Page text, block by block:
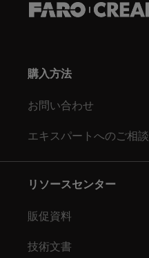
購入方法
お問い合わせ
エキスパートへのご相談
リソースセンター
販促資料
技術文書